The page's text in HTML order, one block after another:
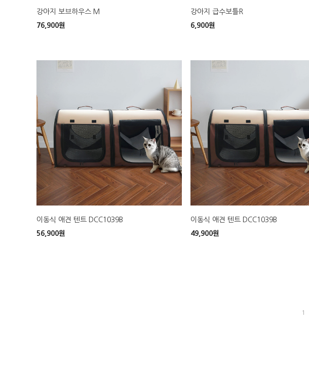
강아지 보브하우스 M
76,900원
강아지 급수보틀R
6,900원
이동식 애견 텐트 DCC1039B
56,900원
이동식 애견 텐트 DCC1039B
49,900원
1